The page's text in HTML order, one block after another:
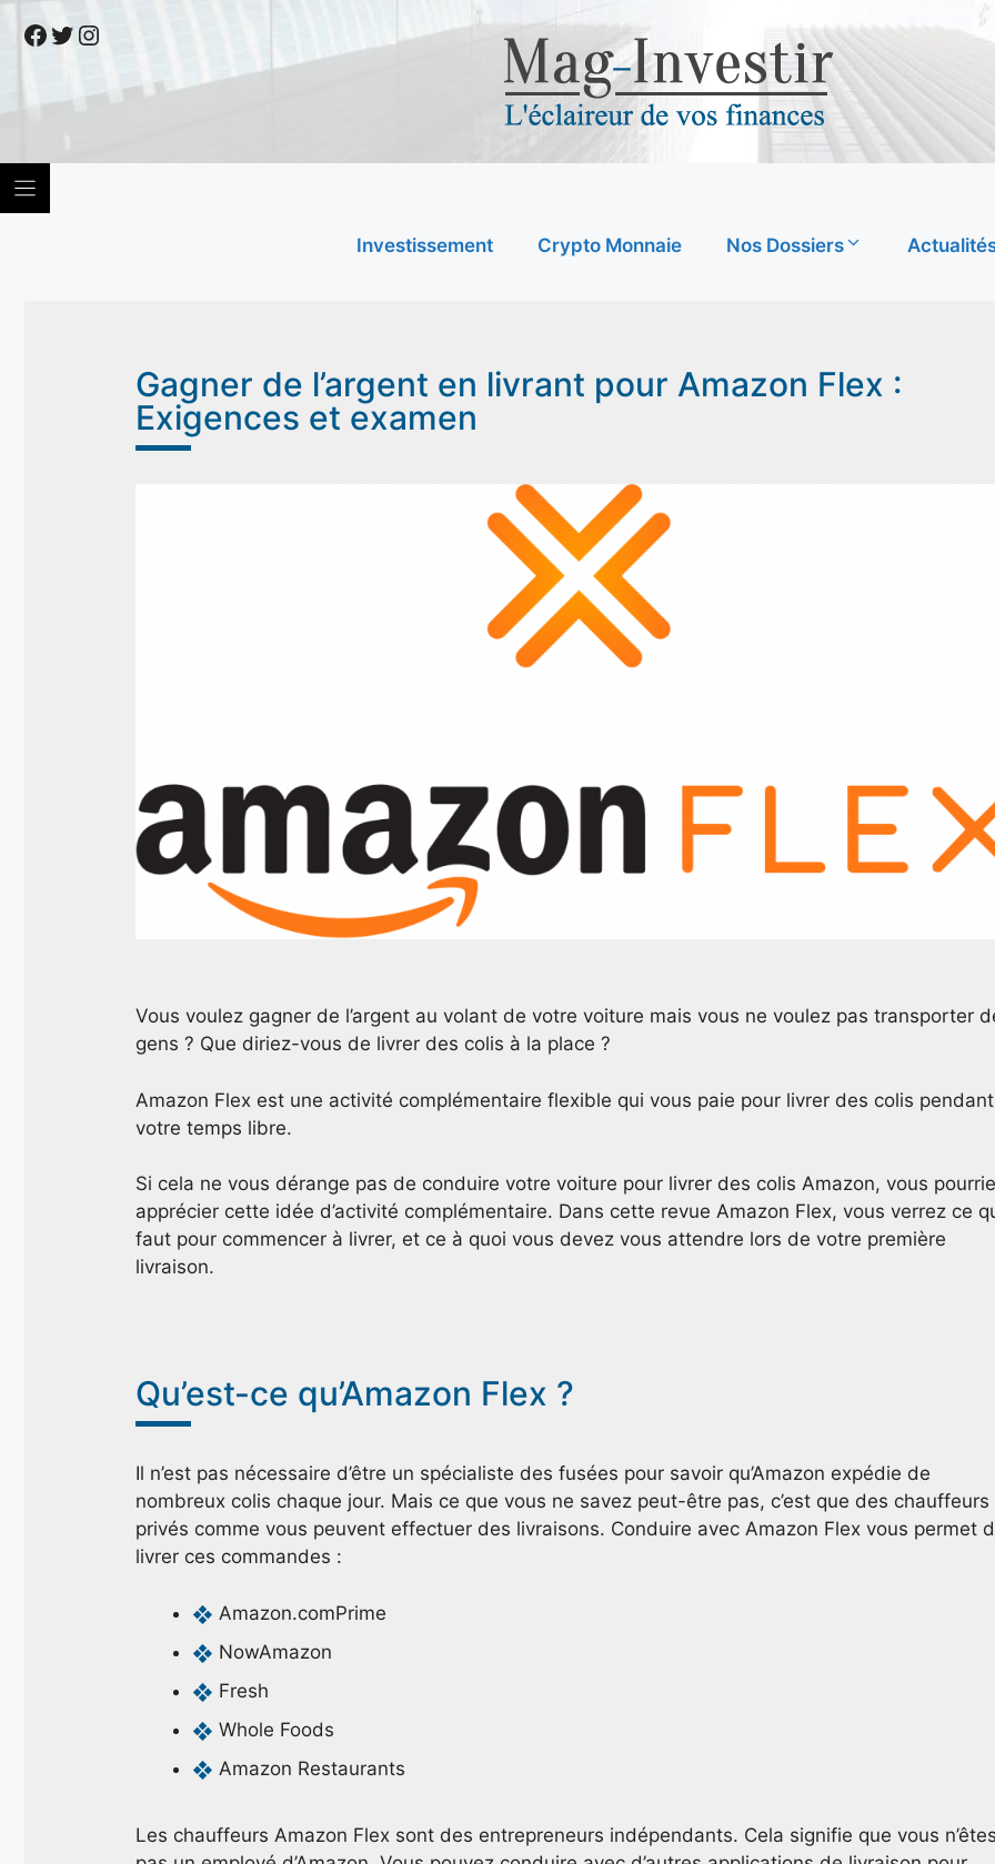
Facebook
Twitter
Instagram
Investissement Crypto Monnaie Nos Dossiers
Gagner de l’argent en livrant pour Amazon Flex :
Exigences et examen
Vous voulez gagner de l’argent au volant de votre voiture mais vous ne voulez pas transporter
gens ? Que diriez-vous de livrer des colis à la place ?
Amazon Flex est une activité complémentaire flexible qui vous paie pour livrer des colis pendant
votre temps libre.
Si cela ne vous dérange pas de conduire votre voiture pour livrer des colis Amazon, vous
apprécier cette idée d’activité complémentaire. Dans cette revue Amazon Flex, vous verrez ce
faut pour commencer à livrer, et ce à quoi vous devez vous attendre lors de votre première
livraison.
Qu’est-ce qu’Amazon Flex ?
Il n’est pas nécessaire d’être un spécialiste des fusées pour savoir qu’Amazon expédie de
nombreux colis chaque jour. Mais ce que vous ne savez peut-être pas, c’est que des chauffeurs
privés comme vous peuvent effectuer des livraisons. Conduire avec Amazon Flex vous permet
livrer ces commandes :
Amazon.comPrime
NowAmazon
Fresh
Whole Foods
Amazon Restaurants
Les chauffeurs Amazon Flex sont des entrepreneurs indépendants. Cela signifie que vous